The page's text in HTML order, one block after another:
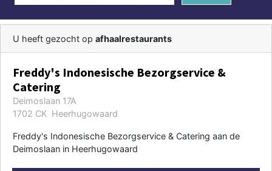
U heeft gezocht op afhaalrestaurants
Freddy's Indonesische Bezorgservice &
Catering
Deimoslaan 17A
1702 CK Heerhugowaard
Freddy's Indonesische Bezorgservice & Catering aan de
Deimoslaan in Heerhugowaard